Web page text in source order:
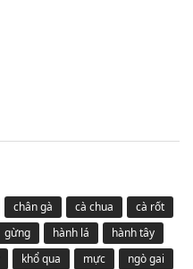
chân gà cà chua
cà rốt
gừng hành lá
hành tây
khổ qua mực
ngò gai